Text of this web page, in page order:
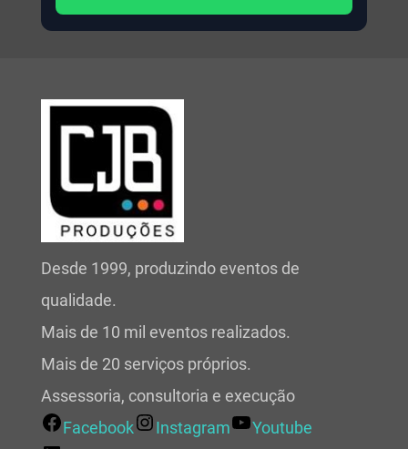
Desde 1999, produzindo eventos de
qualidade.
Mais de 10 mil eventos realizados.
Mais de 20 serviços próprios.
Assessoria, consultoria e execução
Facebook
Instagram
Youtube